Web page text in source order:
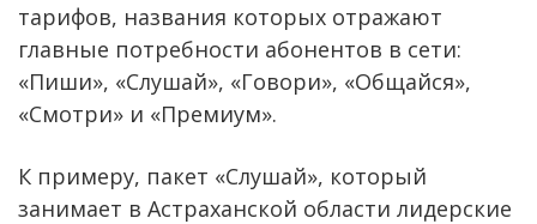
тарифов, названия которых отражают
главные потребности абонентов в сети:
«Пиши», «Слушай», «Говори», «Общайся»,
«Смотри» и «Премиум».
К примеру, пакет «Слушай», который
занимает в Астраханской области лидерские